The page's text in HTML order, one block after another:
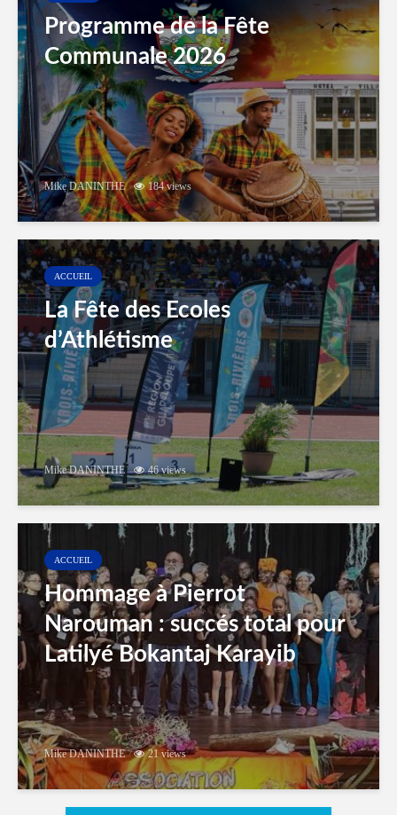
Programme de la Fête
Communale 2026
Mike DANINTHE 184 views
ACCUEIL
La Fête des Ecoles
d’Athlétisme
Mike DANINTHE 46 views
ACCUEIL
Hommage à Pierrot
Narouman : succés total pour
Latilyé Bokantaj Karayib
Mike DANINTHE 21 views